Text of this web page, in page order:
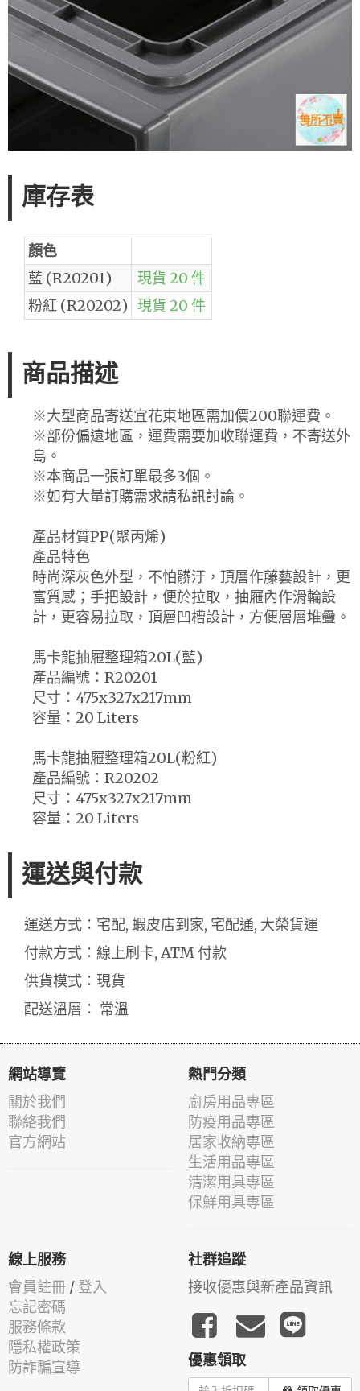
庫存表
顏色
藍 (R20201)
現貨 20 件
粉紅 (R20202) 現貨 20 件
商品描述
※大型商品寄送宜花東地區需加價200聯運費。
※部份偏遠地區，運費需要加收聯運費，不寄送外
島。
※本商品一張訂單最多3個。
※如有大量訂購需求請私訊討論。
產品材質PP(聚丙烯)
產品特色
時尚深灰色外型，不怕髒汙，頂層作藤藝設計，更
富質感；手把設計，便於拉取，抽屜內作滑輪設
計，更容易拉取，頂層凹槽設計，方便層層堆疊。
馬卡龍抽屜整理箱20L(藍)
產品編號：R20201
尺寸：475x327x217mm
容量：20 Liters
馬卡龍抽屜整理箱20L(粉紅)
產品編號：R20202
尺寸：475x327x217mm
容量：20 Liters
運送與付款
運送方式：宅配, 蝦皮店到家, 宅配通, 大榮貨運
付款方式：線上刷卡, ATM 付款
供貨模式：現貨
配送溫層： 常溫
網站導覽
關於我們
聯絡我們
官方網站
熱門分類
廚房用品專區
防疫用品專區
居家收納專區
生活用品專區
清潔用具專區
保鮮用具專區
線上服務
會員註冊 / 登入
忘記密碼
服務條款
隱私權政策
防詐騙宣導
社群追蹤
接收優惠與新產品資訊
優惠領取